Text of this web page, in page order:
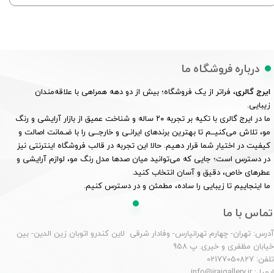
درباره فروشگاه ما
ایرج گالری، فراتر از یک فروشگاه؛ بیش از دو دهه همراهی با علاقه‌مندان
زیبایی.
ما در ایرج گالری با تکیه بر تجربه ۲۰ ساله و شناخت عمیق از بازار آرایشی و رنگ
مو، تلاش می‌کنیــم تا بهترین برندهای ایرانـی و خارجــی را با ضـمانت اصالت و
کیفیت در اختیار شما قرار دهیم. حالا این تجربه در قالب فروشگاه اینترنتی نیز
در دسترس است؛ جایی که می‌توانید میان صدها مدل رنگ مو، لوازم آرایشی و
عطرهای خاص، دقیق و آسان انتخاب کنید.
ما اینجاییم تا زیبایی را ساده، مطمئن و در دسترس کنیم.
تماس با ما
آدرس: تهران- چهارم تهرانپارس- وفادار شرقی لاین کندرو اتوبان زین الدین- بین
خیابان مظفری و خیری. پ 958
تلفن: 02177050827